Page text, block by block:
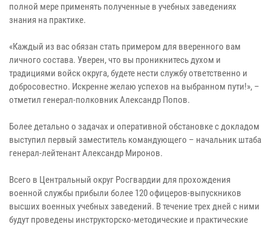
полной мере применять полученные в учебных заведениях
знания на практике.
«Каждый из вас обязан стать примером для вверенного вам
личного состава. Уверен, что вы проникнитесь духом и
традициями войск округа, будете нести службу ответственно и
добросовестно. Искренне желаю успехов на выбранном пути!», –
отметил генерал-полковник Александр Попов.
Более детально о задачах и оперативной обстановке с докладом
выступил первый заместитель командующего – начальник штаба
генерал-лейтенант Александр Миронов.
Всего в Центральный округ Росгвардии для прохождения
военной службы прибыли более 120 офицеров-выпускников
высших военных учебных заведений. В течение трех дней с ними
будут проведены инструкторско-методические и практические